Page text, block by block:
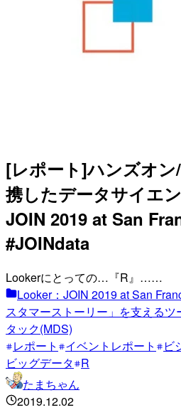
[レポート]ハンズオ
携したデータサイエ
JOIN 2019 at San
#JOINdata
Lookerにとっての…『R』……
Looker：JOIN 2019 at San
スタマーストーリー」を支えるツ
タック(MDS)
レポート
イベントレポート
ビ
ビッグデータ R
たまちゃん
2019.12.02